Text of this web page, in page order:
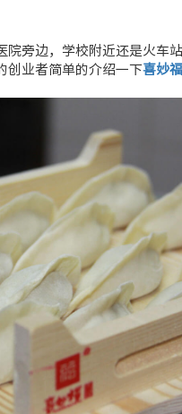
旁边，学校附近还是火车
创业者简单的介绍一下喜妙